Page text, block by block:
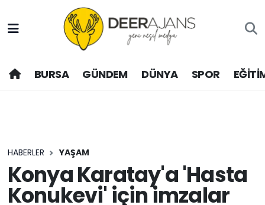
BURSA GÜNDEM DÜNYA SPOR
HABERLER YAŞAM
Konya Karatay'a 'Hasta
Konukevi' için imzalar
Hava Durumu
Trafik Durumu
Son Dakika Haberleri
Haber Arşivi